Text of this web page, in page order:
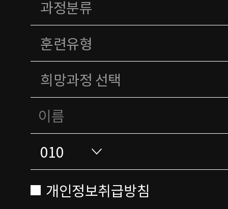
개인정보취급방침